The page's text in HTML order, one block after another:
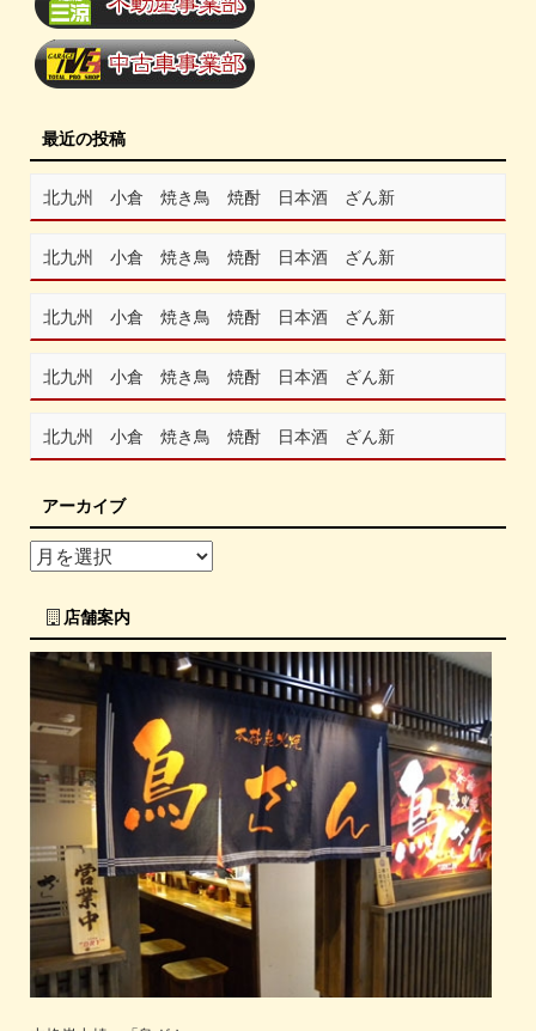
最近の投稿
北九州 小倉 焼き鳥 焼酎 日本酒 ざん新
北九州 小倉 焼き鳥 焼酎 日本酒 ざん新
北九州 小倉 焼き鳥 焼酎 日本酒 ざん新
北九州 小倉 焼き鳥 焼酎 日本酒 ざん新
北九州 小倉 焼き鳥 焼酎 日本酒 ざん新
アーカイブ
店舗案内